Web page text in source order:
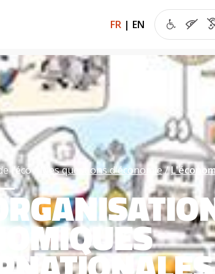
FR | EN
l’éco Mes questions d'économie